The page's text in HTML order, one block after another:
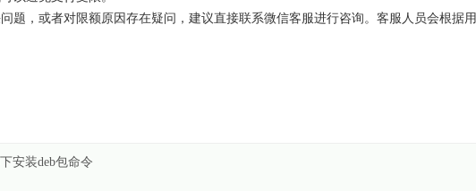
题，或者对限额原因存在疑问，建议直接联系微信客服进行咨询。客服人员会根据用
安装deb包命令